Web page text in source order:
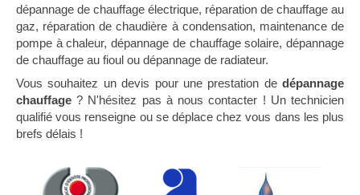
dépannage de chauffage électrique, réparation de chauffage au
gaz, réparation de chaudière à condensation, maintenance de
pompe à chaleur, dépannage de chauffage solaire, dépannage
de chauffage au fioul ou dépannage de radiateur.
Vous souhaitez un devis pour une prestation de dépannage
chauffage ? N'hésitez pas à nous contacter ! Un technicien
qualifié vous renseigne ou se déplace chez vous dans les plus
brefs délais !